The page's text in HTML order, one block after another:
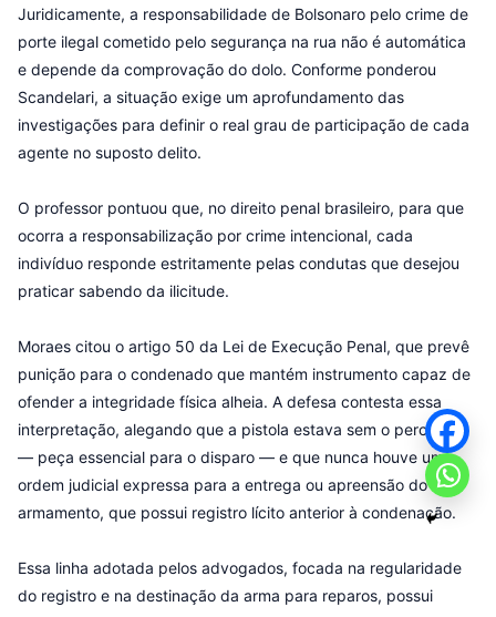
Juridicamente, a responsabilidade de Bolsonaro pelo crime de
porte ilegal cometido pelo segurança na rua não é automática
e depende da comprovação do dolo. Conforme ponderou
Scandelari, a situação exige um aprofundamento das
investigações para definir o real grau de participação de cada
agente no suposto delito.
O professor pontuou que, no direito penal brasileiro, para que
ocorra a responsabilização por crime intencional, cada
indivíduo responde estritamente pelas condutas que desejou
praticar sabendo da ilicitude.
Moraes citou o artigo 50 da Lei de Execução Penal, que prevê
punição para o condenado que mantém instrumento capaz de
ofender a integridade física alheia. A defesa contesta essa
interpretação, alegando que a pistola estava sem o percussor
— peça essencial para o disparo — e que nunca houve uma
ordem judicial expressa para a entrega ou apreensão do
armamento, que possui registro lícito anterior à condenação.
Essa linha adotada pelos advogados, focada na regularidade
do registro e na destinação da arma para reparos, possui